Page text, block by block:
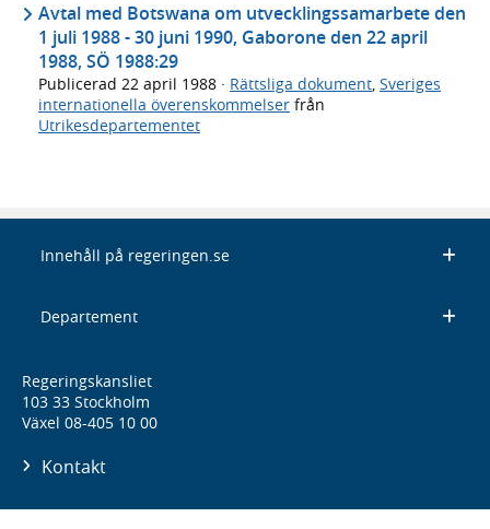
Avtal med Botswana om utvecklingssamarbete den
1 juli 1988 - 30 juni 1990, Gaborone den 22 april
1988, SÖ 1988:29
Publicerad 22 april 1988 · Rättsliga dokument, Sveriges
internationella överenskommelser från
Utrikesdepartementet
Innehåll på regeringen.se
Departement
Regeringskansliet
103 33 Stockholm
Växel 08-405 10 00
Kontakt